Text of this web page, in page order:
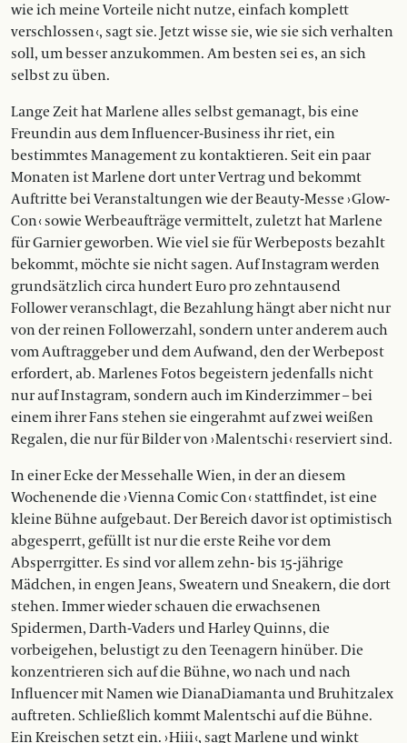
wie ich meine Vorteile nicht nutze, einfach komplett
verschlossen ‹, sagt sie. Jetzt wisse sie, wie sie sich verhalten
soll, um besser anzukommen. Am besten sei es, an sich
selbst zu üben.
Lange Zeit hat Marlene alles selbst gemanagt, bis eine
Freundin aus dem Influencer-Business ihr riet, ein
bestimmtes Management zu kontaktieren. Seit ein paar
Monaten ist Marlene dort unter Vertrag und bekommt
Auftritte bei Veranstaltungen wie der Beauty-Messe › Glow-
Con ‹ sowie Werbeaufträge vermittelt, zuletzt hat Marlene
für Garnier geworben. Wie viel sie für Werbeposts bezahlt
bekommt, möchte sie nicht sagen. Auf Instagram werden
grundsätzlich circa hundert Euro pro zehntausend
Follower veranschlagt, die Bezahlung hängt aber nicht nur
von der reinen Followerzahl, sondern unter anderem auch
vom Auftraggeber und dem Aufwand, den der Werbepost
erfordert, ab. Marlenes Fotos begeistern jedenfalls nicht
nur auf Instagram, sondern auch im Kinderzimmer – bei
einem ihrer Fans stehen sie eingerahmt auf zwei weißen
Regalen, die nur für Bilder von › Malentschi ‹ reserviert sind.
In einer Ecke der Messehalle Wien, in der an diesem
Wochenende die › Vienna Comic Con ‹ stattfindet, ist eine
kleine Bühne aufgebaut. Der Bereich davor ist optimistisch
abgesperrt, gefüllt ist nur die erste Reihe vor dem
Absperrgitter. Es sind vor allem zehn- bis 15-jährige
Mädchen, in engen Jeans, Sweatern und Sneakern, die dort
stehen. Immer wieder schauen die erwachsenen
Spidermen, Darth-Vaders und Harley Quinns, die
vorbeigehen, belustigt zu den Teenagern hinüber. Die
konzentrieren sich auf die Bühne, wo nach und nach
Influencer mit Namen wie DianaDiamanta und Bruhitzalex
auftreten. Schließlich kommt Malentschi auf die Bühne.
Ein Kreischen setzt ein. › Hiii ‹, sagt Marlene und winkt